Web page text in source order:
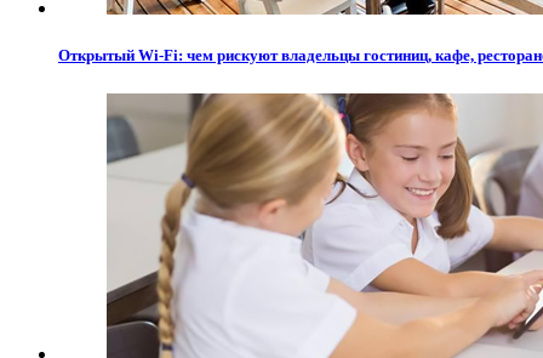
Открытый Wi-Fi: чем рискуют владельцы гостиниц, кафе,